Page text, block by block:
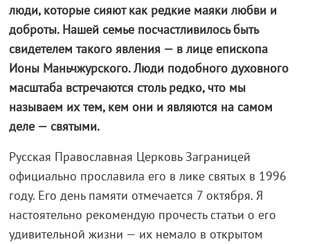
люди, которые сияют как редкие маяки любви и
доброты. Нашей семье посчастливилось быть
свидетелем такого явления — в лице епископа
Ионы Маньчжурского. Люди подобного духовного
масштаба встречаются столь редко, что мы
называем их тем, кем они и являются на самом
деле — святыми.
Русская Православная Церковь Заграницей
официально прославила его в лике святых в 1996
году. Его день памяти отмечается 7 октября. Я
настоятельно рекомендую прочесть статьи о его
удивительной жизни — их немало в открытом